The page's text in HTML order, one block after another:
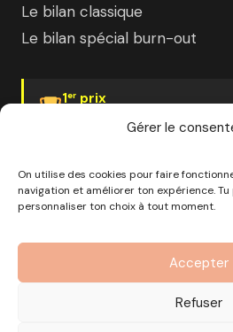
Gérer le
On utilise des cookies pour faire
navigation et améliorer ton expérience.
personnaliser ton choix à tout moment.
Accepter
Refuser
Le bilan classique
Le bilan spécial burn-out
1er prix
capital de 1000€ · RCS
890 976 699
OF n°93 13 18812 13 —
région Provence-